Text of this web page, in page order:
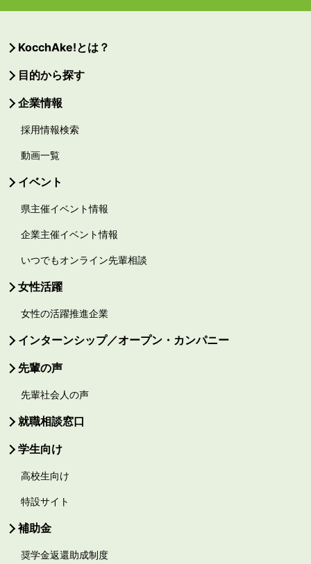
KocchAke!とは？
目的から探す
企業情報
採用情報検索
動画一覧
イベント
県主催イベント情報
企業主催イベント情報
いつでもオンライン先輩相談
女性活躍
女性の活躍推進企業
インターンシップ／オープン・カンパニー
先輩の声
先輩社会人の声
就職相談窓口
学生向け
高校生向け
特設サイト
補助金
奨学金返還助成制度